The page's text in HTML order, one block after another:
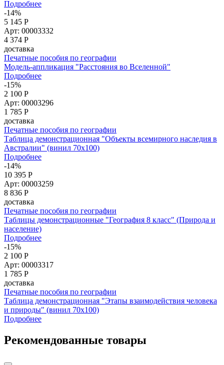
Подробнее
-14%
5 145 Р
Арт: 00003332
4 374 Р
доставка
Печатные пособия по географии
Модель-аппликация "Расстояния во Вселенной"
Подробнее
-15%
2 100 Р
Арт: 00003296
1 785 Р
доставка
Печатные пособия по географии
Таблица демонстрационная "Объекты всемирного наследия в
Австралии" (винил 70х100)
Подробнее
-14%
10 395 Р
Арт: 00003259
8 836 Р
доставка
Печатные пособия по географии
Таблицы демонстрационные "География 8 класс" (Природа и
население)
Подробнее
-15%
2 100 Р
Арт: 00003317
1 785 Р
доставка
Печатные пособия по географии
Таблица демонстрационная "Этапы взаимодействия человека
и природы" (винил 70x100)
Подробнее
Рекомендованные товары